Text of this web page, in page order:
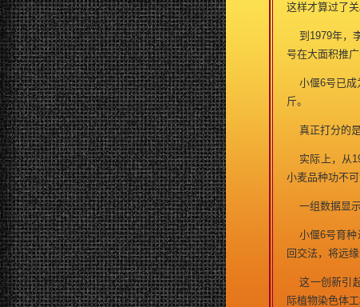
这样才算过了关
到1979年，
号在大面积推
小偃6号已成
斤。
真正打分的
实际上，从
小麦品种功不可
一组数据显示
小偃6号育种
回交法，将远
这一创新引起
际植物染色体